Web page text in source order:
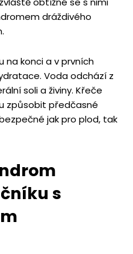
dráždivého
na konci a v prvních
Voda odchází z
soli a živiny. Křeče
způsobit předčasné
jak pro plod, tak
s